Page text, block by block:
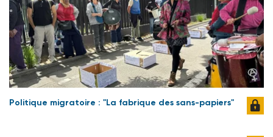
Politique migratoire : "La fabrique des sans-papiers"